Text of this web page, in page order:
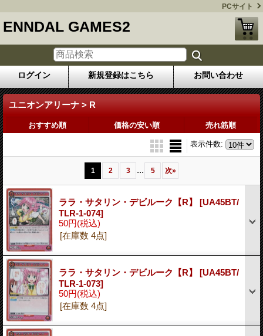
PCサイト
ENNDAL GAMES2
ログイン 新規登録はこちら お問い合わせ
ユニオンアリーナ > R
おすすめ順 価格の安い順 売れ筋順
表示件数:
1 2 3 ... 5 次»
ララ・サタリン・デビルーク【R】 [UA45BT/
TLR-1-074]
50円(税込)
[在庫数 4点]
ララ・サタリン・デビルーク【R】 [UA45BT/
TLR-1-073]
50円(税込)
[在庫数 4点]